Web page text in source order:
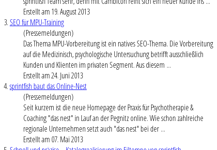
Erstellt am 19. August 2013
3. SEO für MPU-Training
(Pressemeldungen)
Das Thema MPU-Vorbereitung ist ein natives SEO-Thema. Die Vorbereitung
auf die Medizinisch, psychologische Untersuchung betrifft ausschließlich
Kunden und Klienten im privaten Segment. Aus diesem ...
Erstellt am 24. Juni 2013
4.sprintfish baut das Online-Nest
(Pressemeldungen)
Seit kurzem ist die neue Homepage der Praxis für Psychotherapie &
Coaching "das nest" in Lauf an der Pegnitz online. Wie schon zahlreiche
regionale Unternehmen setzt auch "das nest" bei der ...
Erstellt am 07. Mai 2013